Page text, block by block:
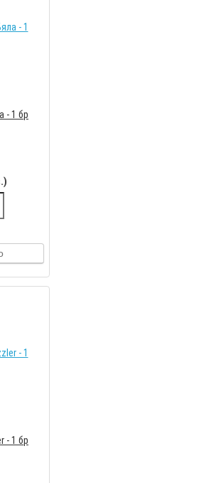
- 1 бр
- 1 бр